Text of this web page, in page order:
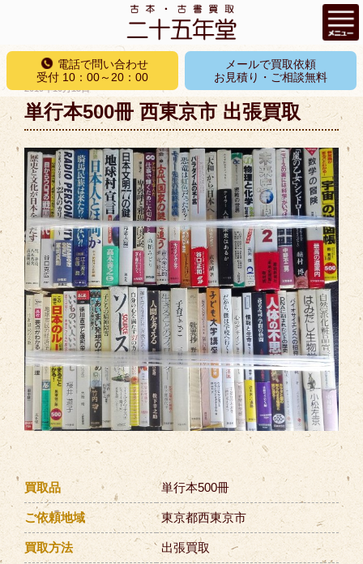
コ
テ
ン
ツ
へ
ス
キ
プ
電話で問い合わせ
受付 10：00～20：00
メールで買取依頼
お見積り・ご相談無料
稿
日:
2019年10月13日
単行本500冊 西東京市 出張買取
買取品 単行本500冊
ご依頼地域 東京都西東京市
買取方法 出張買取